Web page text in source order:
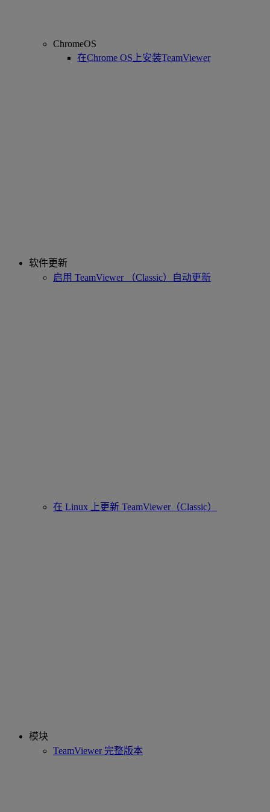
ChromeOS
在Chrome OS上安装TeamViewer
软件更新
启用 TeamViewer （Classic）自动更新
在 Linux 上更新 TeamViewer（Classic）
模块
TeamViewer 完整版本